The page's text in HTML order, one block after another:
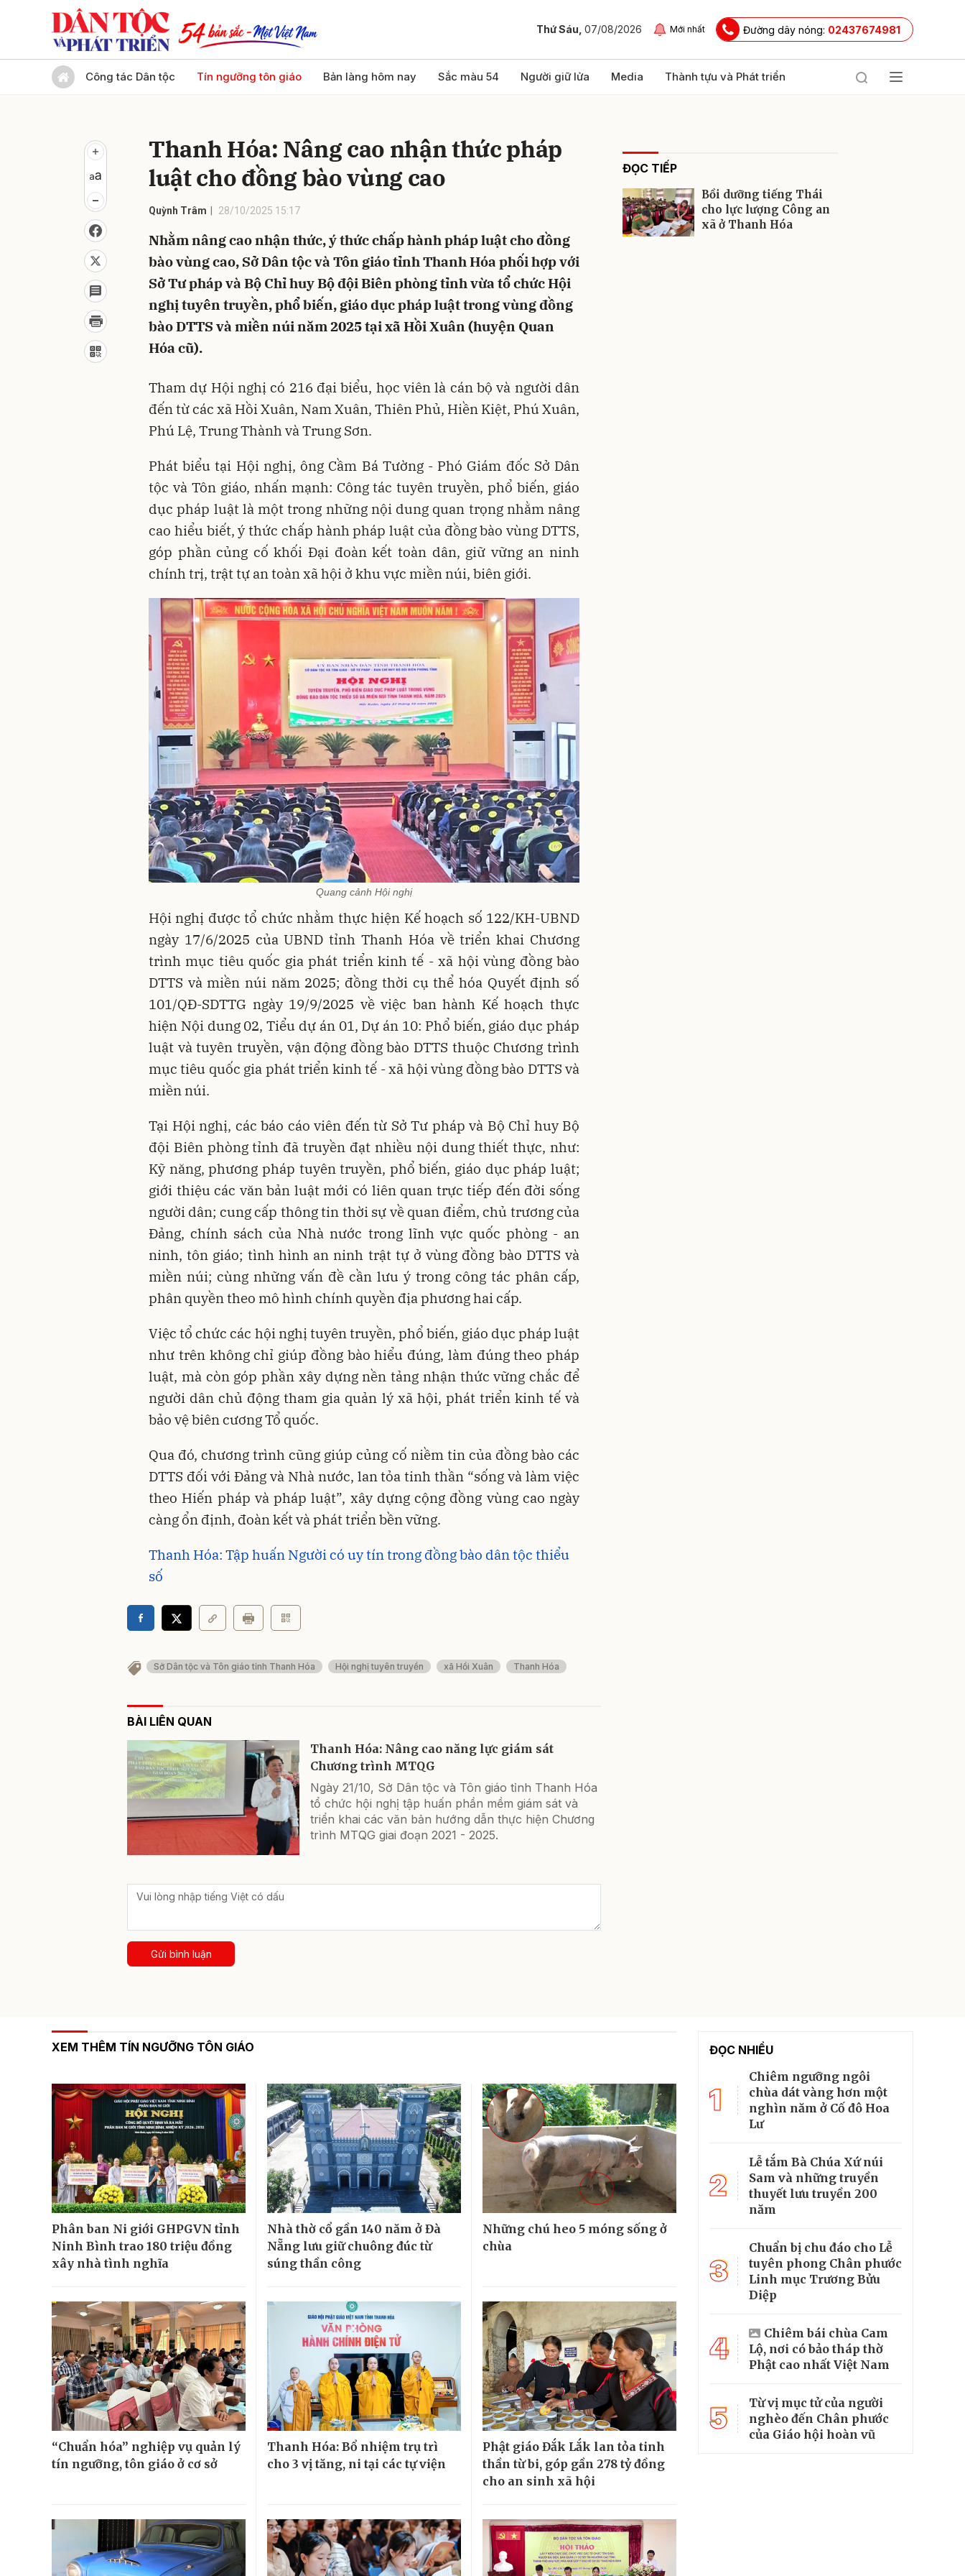
Thứ Sáu, 07/08/2026 Mới nhất Đường dây nóng: 02437674981
Công tác Dân tộc Tín ngưỡng tôn giáo Bản làng hôm nay Sắc màu 54 Người giữ lửa Media Thành tựu và Phát triển
Thanh Hóa: Nâng cao nhận thức pháp
luật cho đồng bào vùng cao
Quỳnh Trâm 28/10/2025 15:17
Nhằm nâng cao nhận thức, ý thức chấp hành pháp luật cho đồng
bào vùng cao, Sở Dân tộc và Tôn giáo tỉnh Thanh Hóa phối hợp với
Sở Tư pháp và Bộ Chỉ huy Bộ đội Biên phòng tỉnh vừa tổ chức Hội
nghị tuyên truyền, phổ biến, giáo dục pháp luật trong vùng đồng
bào DTTS và miền núi năm 2025 tại xã Hồi Xuân (huyện Quan
Hóa cũ).
Tham dự Hội nghị có 216 đại biểu, học viên là cán bộ và người dân
đến từ các xã Hồi Xuân, Nam Xuân, Thiên Phủ, Hiền Kiệt, Phú Xuân,
Phú Lệ, Trung Thành và Trung Sơn.
Phát biểu tại Hội nghị, ông Cầm Bá Tường - Phó Giám đốc Sở Dân
tộc và Tôn giáo, nhấn mạnh: Công tác tuyên truyền, phổ biến, giáo
dục pháp luật là một trong những nội dung quan trọng nhằm nâng
cao hiểu biết, ý thức chấp hành pháp luật của đồng bào vùng DTTS,
góp phần củng cố khối Đại đoàn kết toàn dân, giữ vững an ninh
chính trị, trật tự an toàn xã hội ở khu vực miền núi, biên giới.
Quang cảnh Hội nghị
Hội nghị được tổ chức nhằm thực hiện Kế hoạch số 122/KH-UBND
ngày 17/6/2025 của UBND tỉnh Thanh Hóa về triển khai Chương
trình mục tiêu quốc gia phát triển kinh tế - xã hội vùng đồng bào
DTTS và miền núi năm 2025; đồng thời cụ thể hóa Quyết định số
101/QĐ-SDTTG ngày 19/9/2025 về việc ban hành Kế hoạch thực
hiện Nội dung 02, Tiểu dự án 01, Dự án 10: Phổ biến, giáo dục pháp
luật và tuyên truyền, vận động đồng bào DTTS thuộc Chương trình
mục tiêu quốc gia phát triển kinh tế - xã hội vùng đồng bào DTTS và
miền núi.
Tại Hội nghị, các báo cáo viên đến từ Sở Tư pháp và Bộ Chỉ huy Bộ
đội Biên phòng tỉnh đã truyền đạt nhiều nội dung thiết thực, như:
Kỹ năng, phương pháp tuyên truyền, phổ biến, giáo dục pháp luật;
giới thiệu các văn bản luật mới có liên quan trực tiếp đến đời sống
người dân; cung cấp thông tin thời sự về quan điểm, chủ trương của
Đảng, chính sách của Nhà nước trong lĩnh vực quốc phòng - an
ninh, tôn giáo; tình hình an ninh trật tự ở vùng đồng bào DTTS và
miền núi; cùng những vấn đề cần lưu ý trong công tác phân cấp,
phân quyền theo mô hình chính quyền địa phương hai cấp.
Việc tổ chức các hội nghị tuyên truyền, phổ biến, giáo dục pháp luật
như trên không chỉ giúp đồng bào hiểu đúng, làm đúng theo pháp
luật, mà còn góp phần xây dựng nền tảng nhận thức vững chắc để
người dân chủ động tham gia quản lý xã hội, phát triển kinh tế và
bảo vệ biên cương Tổ quốc.
Qua đó, chương trình cũng giúp củng cố niềm tin của đồng bào các
DTTS đối với Đảng và Nhà nước, lan tỏa tinh thần “sống và làm việc
theo Hiến pháp và pháp luật”, xây dựng cộng đồng vùng cao ngày
càng ổn định, đoàn kết và phát triển bền vững.
Thanh Hóa: Tập huấn Người có uy tín trong đồng bào dân tộc thiểu
số
Sở Dân tộc và Tôn giáo tỉnh Thanh Hóa Hội nghị tuyên truyền xã Hồi Xuân Thanh Hóa
BÀI LIÊN QUAN
Thanh Hóa: Nâng cao năng lực giám sát
Chương trình MTQG
Ngày 21/10, Sở Dân tộc và Tôn giáo tỉnh Thanh Hóa
tổ chức hội nghị tập huấn phần mềm giám sát và
triển khai các văn bản hướng dẫn thực hiện Chương
trình MTQG giai đoạn 2021 - 2025.
Gửi bình luận
ĐỌC TIẾP
Bồi dưỡng tiếng Thái
cho lực lượng Công an
xã ở Thanh Hóa
XEM THÊM TÍN NGƯỠNG TÔN GIÁO
Phân ban Ni giới GHPGVN tỉnh
Ninh Bình trao 180 triệu đồng
xây nhà tình nghĩa
Nhà thờ cổ gần 140 năm ở Đà
Nẵng lưu giữ chuông đúc từ
súng thần công
Những chú heo 5 móng sống ở
chùa
“Chuẩn hóa” nghiệp vụ quản lý
tín ngưỡng, tôn giáo ở cơ sở
Thanh Hóa: Bổ nhiệm trụ trì
cho 3 vị tăng, ni tại các tự viện
Phật giáo Đắk Lắk lan tỏa tinh
thần từ bi, góp gần 278 tỷ đồng
cho an sinh xã hội
ĐỌC NHIỀU
1
Chiêm ngưỡng ngôi
chùa dát vàng hơn một
nghìn năm ở Cố đô Hoa
Lư
2
Lễ tắm Bà Chúa Xứ núi
Sam và những truyền
thuyết lưu truyền 200
năm
3
Chuẩn bị chu đáo cho Lễ
tuyên phong Chân phước
Linh mục Trương Bửu
Diệp
4
Chiêm bái chùa Cam
Lộ, nơi có bảo tháp thờ
Phật cao nhất Việt Nam
5
Từ vị mục tử của người
nghèo đến Chân phước
của Giáo hội hoàn vũ
Gửi bình luận
Hủy Gửi